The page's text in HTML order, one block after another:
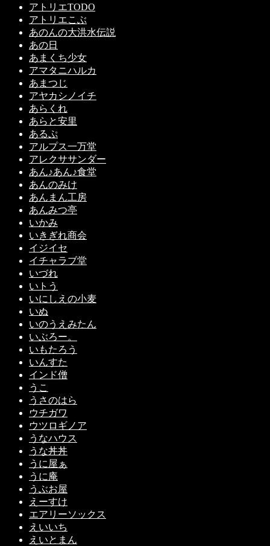
アトリエTODO
アトリエこぶ
あのんの大洪水伝説
あの日
あまくち少女
アマタニハルカ
あまつじ
アヤカシノイチ
あらくれ
あらと安里
あるぷ
アルプス一万堂
アレクササンダー
あん♪あん♪食堂
あんのみけ
あんまん工房
あんみつ亭
いかみ
いきぎれ商会
イジイセ
イチャラブ堂
いづれ
いトう
いにしえの小麦
いぬ
いのうえみたん
いぶろー。
いもたろう
いんすた
インド僧
うこ
うさのはら
ウチガワ
ウツロギノア
うなハウス
うな丼丼
うに屋ぁ
うに庵
うぶお屋
えーすけ
エアリーソックス
えいいち
えいとまん